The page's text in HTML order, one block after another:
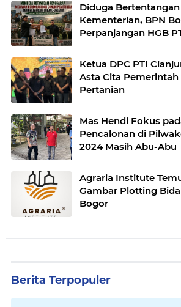
Diduga
Kementerian, BPN
Perpanjangan HGB
Ketua DPC PTI
Asta Cita
Pertanian
Mas Hendi Fokus
Pencalonan di
2024 Masih Abu-Abu
Agraria Institute
Gambar Plotting
Bogor
Berita Terpopuler